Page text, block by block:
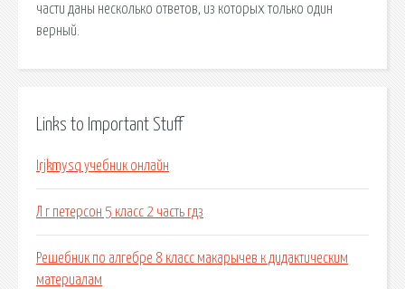
части даны несколько ответов, из которых только один
верный.
Links to Important Stuff
Irjkmysq учебник онлайн
Л г петерсон 5 класс 2 часть гдз
Решебник по алгебре 8 класс макарычев к дидактическим
материалам